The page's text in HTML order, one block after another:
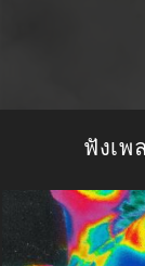
ฟังเพ